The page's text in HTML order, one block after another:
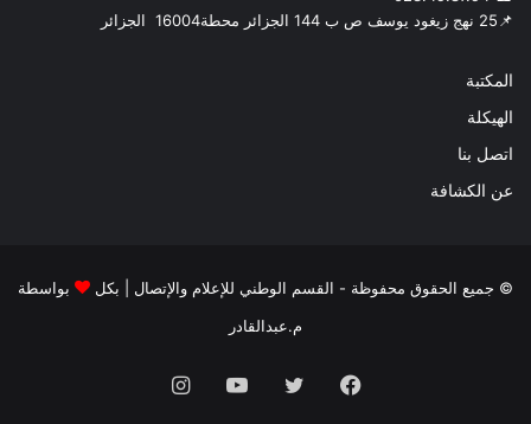
📌‎25 نهج زيغود يوسف ص ب 144 الجزائر محطة‎ 16004 الجزائر
المكتبة
الهيكلة
اتصل بنا
عن الكشافة
© جميع الحقوق محفوظة - القسم الوطني للإعلام والإتصال | بكل
بواسطة
م.عبدالقادر
فيسبوك تويتر يوتيوب